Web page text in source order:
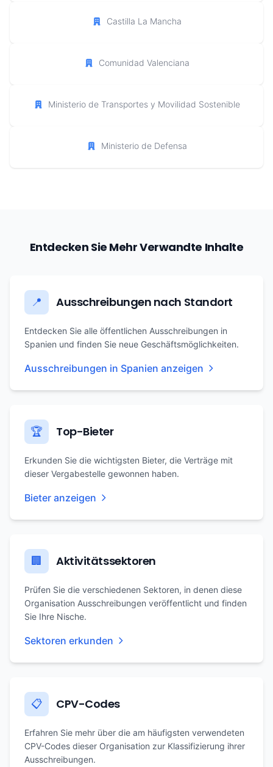
Castilla La Mancha
Comunidad Valenciana
Ministerio de Transportes y Movilidad Sostenible
Ministerio de Defensa
Entdecken Sie Mehr Verwandte Inhalte
📍 Ausschreibungen nach Standort
Entdecken Sie alle öffentlichen Ausschreibungen in
Spanien und finden Sie neue Geschäftsmöglichkeiten.
Ausschreibungen in Spanien anzeigen
🏆 Top-Bieter
Erkunden Sie die wichtigsten Bieter, die Verträge mit
dieser Vergabestelle gewonnen haben.
Bieter anzeigen
🏢 Aktivitätssektoren
Prüfen Sie die verschiedenen Sektoren, in denen diese
Organisation Ausschreibungen veröffentlicht und finden
Sie Ihre Nische.
Sektoren erkunden
📋 CPV-Codes
Erfahren Sie mehr über die am häufigsten verwendeten
CPV-Codes dieser Organisation zur Klassifizierung ihrer
Ausschreibungen.